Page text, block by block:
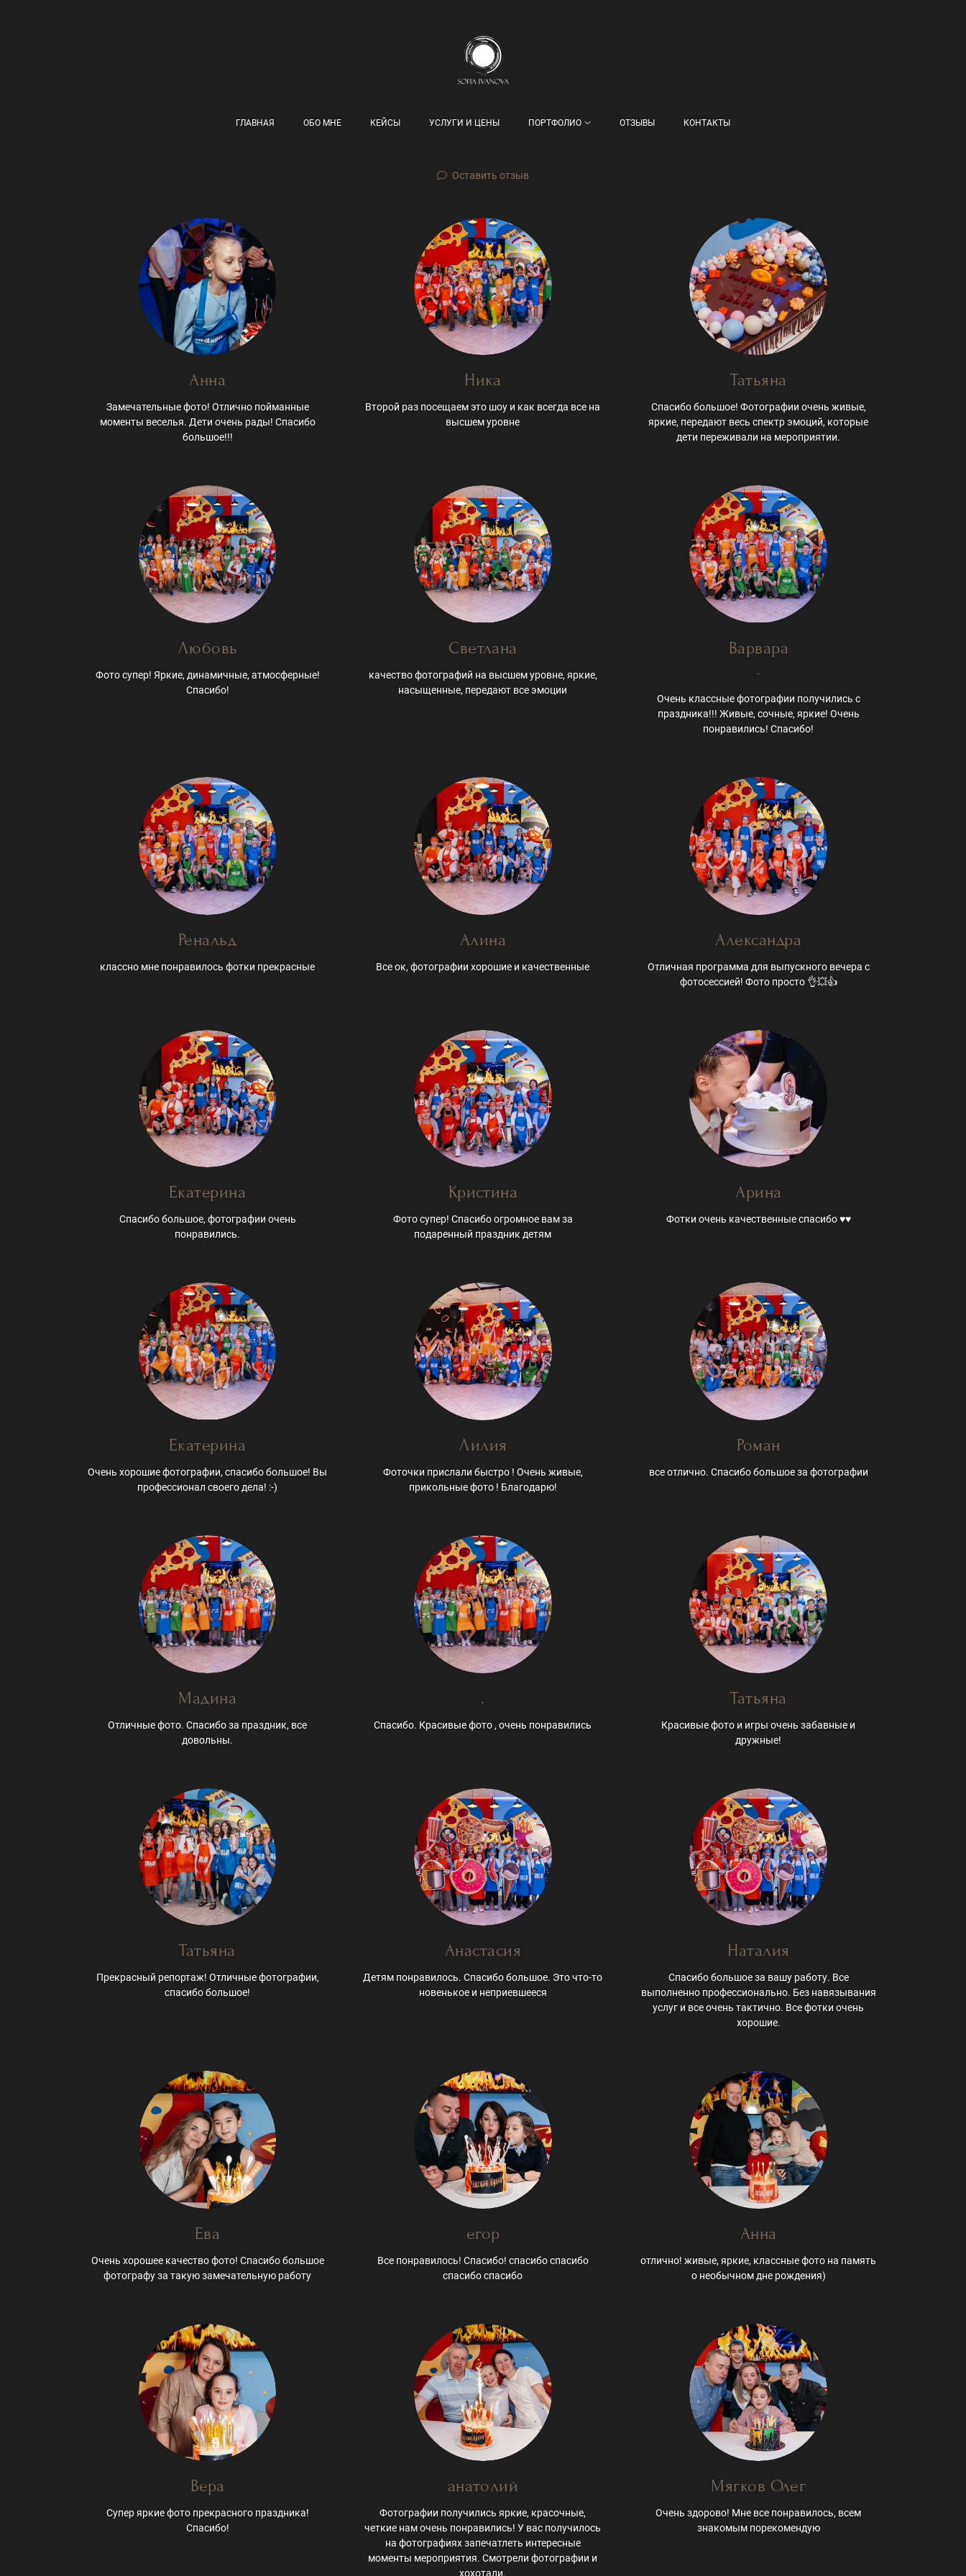
ГЛАВНАЯ ОБО МНЕ КЕЙСЫ УСЛУГИ И ЦЕНЫ ПОРТФОЛИО ОТЗЫВЫ КОНТАКТЫ
Оставить отзыв
Анна
Замечательные фото! Отлично пойманные
моменты веселья. Дети очень рады! Спасибо
большое!!!
Ника
Второй раз посещаем это шоу и как всегда все на
высшем уровне
Татьяна
Спасибо большое! Фотографии очень живые,
яркие, передают весь спектр эмоций, которые
дети переживали на мероприятии.
Любовь
Фото супер! Яркие, динамичные, атмосферные!
Спасибо!
Светлана
качество фотографий на высшем уровне, яркие,
насыщенные, передают все эмоции
Варвара
-
Очень классные фотографии получились с
праздника!!! Живые, сочные, яркие! Очень
понравились! Спасибо!
Ренальд
классно мне понравилось фотки прекрасные
Алина
Все ок, фотографии хорошие и качественные
Александра
Отличная программа для выпускного вечера с
фотосессией! Фото просто 👌💥👍
Екатерина
Спасибо большое, фотографии очень
понравились.
Кристина
Фото супер! Спасибо огромное вам за
подаренный праздник детям
Арина
Фотки очень качественные спасибо ♥️♥️
Екатерина
Очень хорошие фотографии, спасибо большое! Вы
профессионал своего дела! :-)
Лилия
Фоточки прислали быстро ! Очень живые,
прикольные фото ! Благодарю!
Роман
все отлично. Спасибо большое за фотографии
Мадина
Отличные фото. Спасибо за праздник, все
довольны.
.
Спасибо. Красивые фото , очень понравились
Татьяна
Красивые фото и игры очень забавные и
дружные!
Татьяна
Прекрасный репортаж! Отличные фотографии,
спасибо большое!
Анастасия
Детям понравилось. Спасибо большое. Это что-то
новенькое и неприевшееся
Наталия
Спасибо большое за вашу работу. Все
выполненно профессионально. Без навязывания
услуг и все очень тактично. Все фотки очень
хорошие.
Ева
Очень хорошее качество фото! Спасибо большое
фотографу за такую замечательную работу
егор
Все понравилось! Спасибо! спасибо спасибо
спасибо спасибо
Анна
отлично! живые, яркие, классные фото на память
о необычном дне рождения)
Вера
Супер яркие фото прекрасного праздника!
Спасибо!
анатолий
Фотографии получились яркие, красочные,
четкие нам очень понравились! У вас получилось
на фотографиях запечатлеть интересные
моменты мероприятия. Смотрели фотографии и
хохотали.
Мягков Олег
Очень здорово! Мне все понравилось, всем
знакомым порекомендую